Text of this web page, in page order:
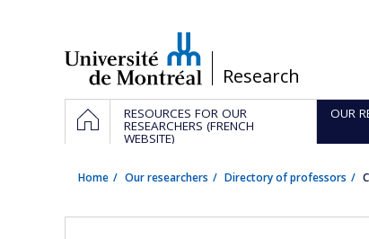
/Research
Navigation
principale
HOMERESOURCES FOR OUR
RESEARCHERS (FRENCH
WEBSITE)
OUR
Home Our researchers Directory of professors